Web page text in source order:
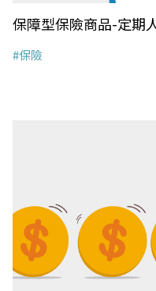
保障型保險商品-定期
#保險